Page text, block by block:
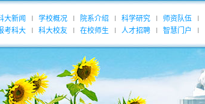
大新闻 学校概况 院系介绍 科学研究 师资队伍
考科大
科大校友 在校师生 人才招聘 智慧门户